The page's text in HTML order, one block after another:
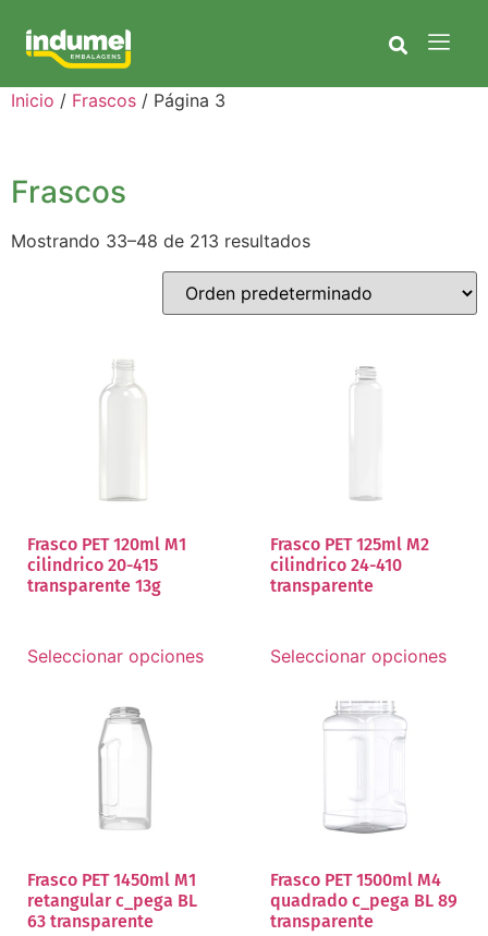
Inicio / Frascos / Página 3
Frascos
Mostrando 33–48 de 213 resultados
Frasco PET 120ml M1
cilindrico 20-415
transparente 13g
Seleccionar opciones
Frasco PET 125ml M2
cilindrico 24-410
transparente
Seleccionar opciones
Frasco PET 1450ml M1
retangular c_pega BL
63 transparente
Frasco PET 1500ml M4
quadrado c_pega BL 89
transparente